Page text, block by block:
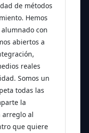
de métodos
Hemos
con
abiertos a
reales
Somos un
todas las
la
arreglo al
que quiere